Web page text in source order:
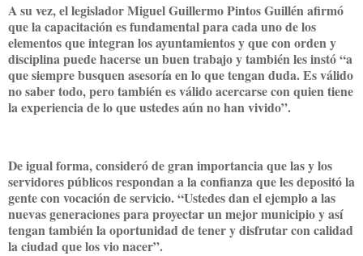
A su vez, el legislador Miguel Guillermo Pintos Guillén afirmó
que la capacitación es fundamental para cada uno de los
elementos que integran los ayuntamientos y que con orden y
disciplina puede hacerse un buen trabajo y también les instó “a
que siempre busquen asesoría en lo que tengan duda. Es válido
no saber todo, pero también es válido acercarse con quien tiene
la experiencia de lo que ustedes aún no han vivido”.
De igual forma, consideró de gran importancia que las y los
servidores públicos respondan a la confianza que les depositó la
gente con vocación de servicio. “Ustedes dan el ejemplo a las
nuevas generaciones para proyectar un mejor municipio y así
tengan también la oportunidad de tener y disfrutar con calidad
la ciudad que los vio nacer”.